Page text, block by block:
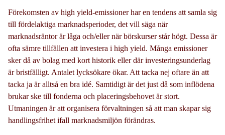
Förekomsten av high yield-emissioner har en tendens att samla sig
till fördelaktiga marknadsperioder, det vill säga när
marknadsräntor är låga och/eller när börskurser står högt. Dessa är
ofta sämre tillfällen att investera i high yield. Många emissioner
sker då av bolag med kort historik eller där investeringsunderlag
är bristfälligt. Antalet lycksökare ökar. Att tacka nej oftare än att
tacka ja är alltså en bra idé. Samtidigt är det just då som inflödena
brukar ske till fonderna och placeringsbehovet är stort.
Utmaningen är att organisera förvaltningen så att man skapar sig
handlingsfrihet ifall marknadsmiljön förändras.